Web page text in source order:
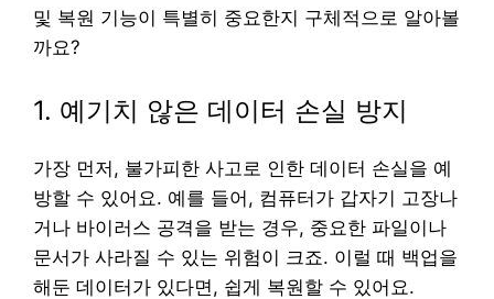
및 복원 기능이 특별히 중요한지 구체적으로 알아볼
까요?
1. 예기치 않은 데이터 손실 방지
가장 먼저, 불가피한 사고로 인한 데이터 손실을 예
방할 수 있어요. 예를 들어, 컴퓨터가 갑자기 고장나
거나 바이러스 공격을 받는 경우, 중요한 파일이나
문서가 사라질 수 있는 위험이 크죠. 이럴 때 백업을
해둔 데이터가 있다면, 쉽게 복원할 수 있어요.